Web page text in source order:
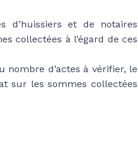
d’huissiers et de notaires
collectées à l’égard de ces
d’actes à vérifier, le
sur les sommes collectées